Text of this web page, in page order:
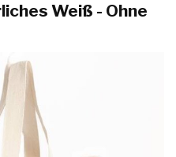
Weiß - Ohne